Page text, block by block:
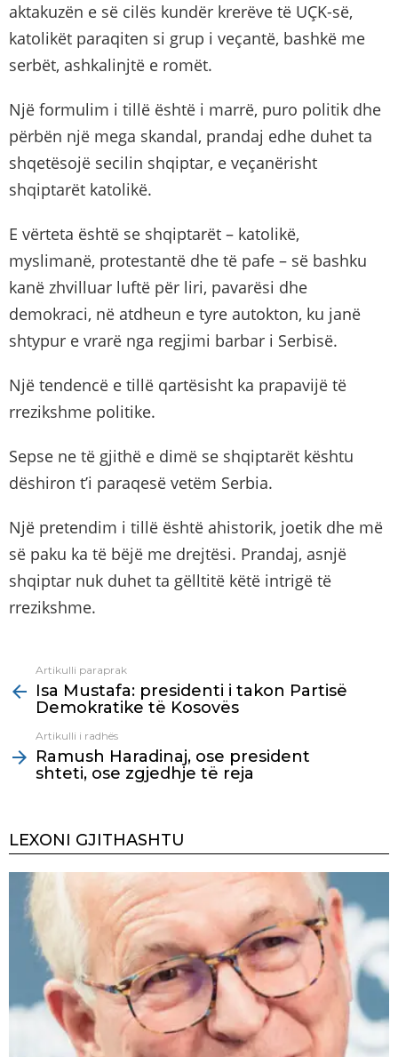
aktakuzën e së cilës kundër krerëve të UÇK-së,
katolikët paraqiten si grup i veçantë, bashkë me
serbët, ashkalinjtë e romët.
Një formulim i tillë është i marrë, puro politik dhe
përbën një mega skandal, prandaj edhe duhet ta
shqetësojë secilin shqiptar, e veçanërisht
shqiptarët katolikë.
E vërteta është se shqiptarët – katolikë,
myslimanë, protestantë dhe të pafe – së bashku
kanë zhvilluar luftë për liri, pavarësi dhe
demokraci, në atdheun e tyre autokton, ku janë
shtypur e vrarë nga regjimi barbar i Serbisë.
Një tendencë e tillë qartësisht ka prapavijë të
rrezikshme politike.
Sepse ne të gjithë e dimë se shqiptarët kështu
dëshiron t’i paraqesë vetëm Serbia.
Një pretendim i tillë është ahistorik, joetik dhe më
së paku ka të bëjë me drejtësi. Prandaj, asnjë
shqiptar nuk duhet ta gëlltitë këtë intrigë të
rrezikshme.
more
Artikulli paraprak
Isa Mustafa: presidenti i takon Partisë
Demokratike të Kosovës
Artikulli i radhës
Ramush Haradinaj, ose president
shteti, ose zgjedhje të reja
LEXONI GJITHASHTU